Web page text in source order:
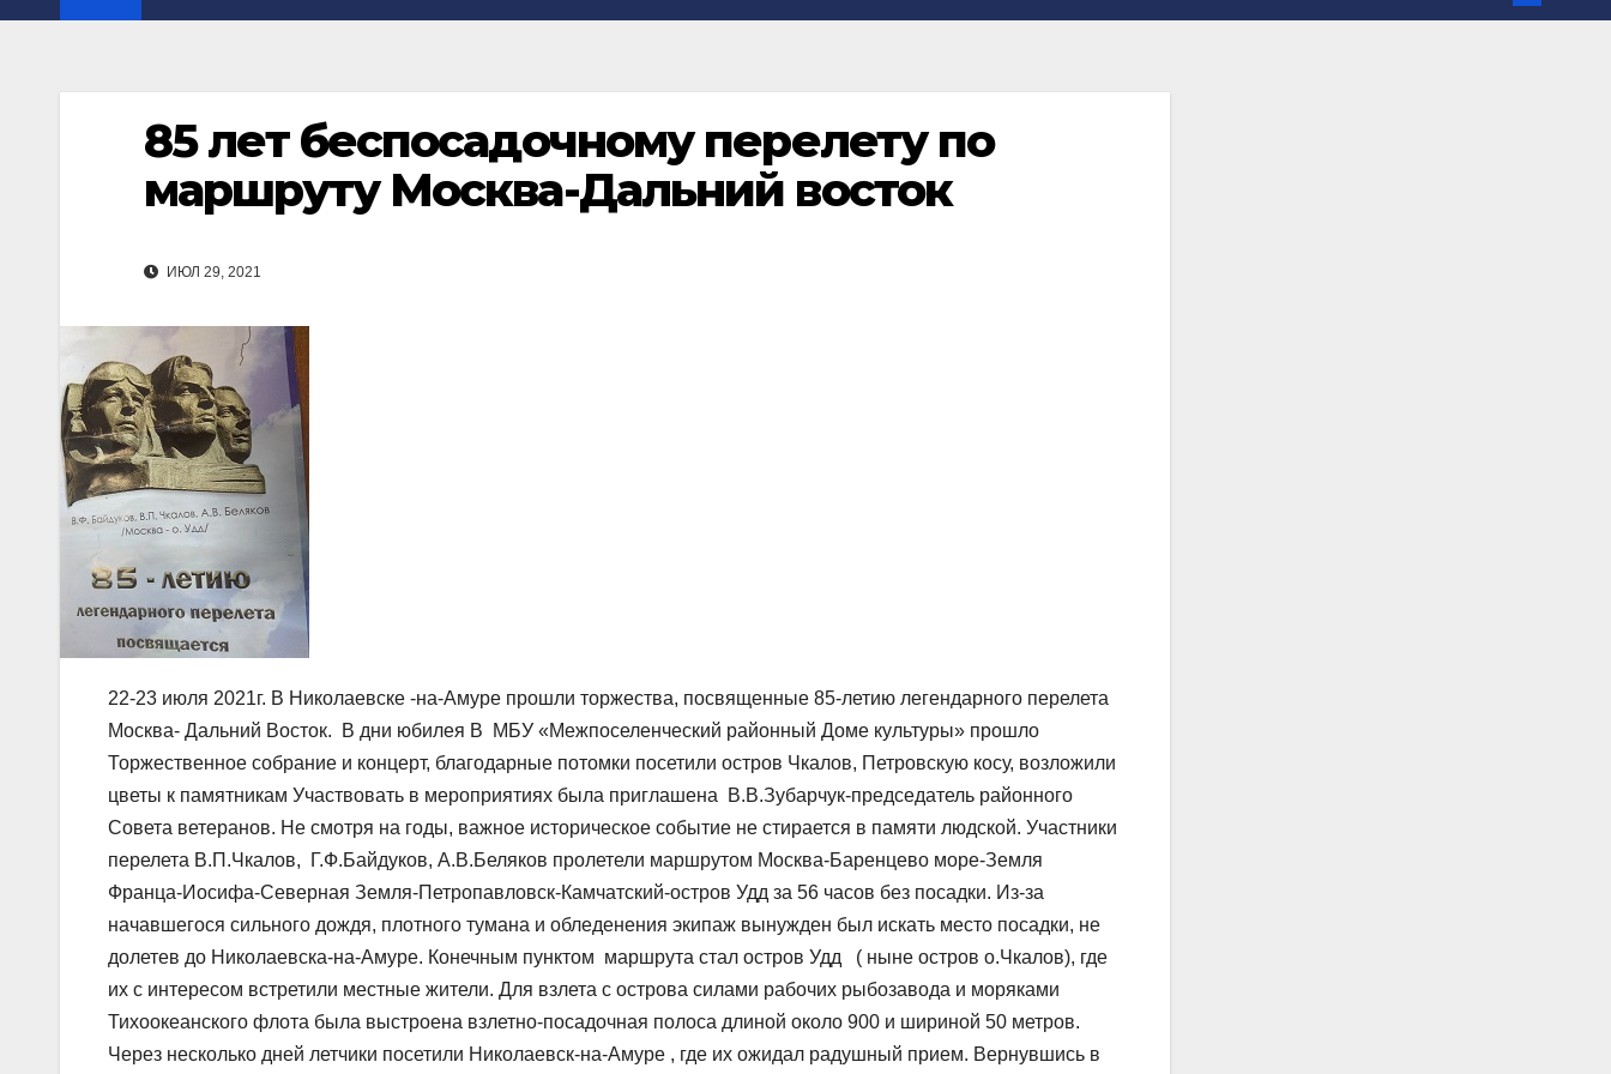
85 лет беспосадочному перелету по
маршруту Москва-Дальний восток
ИЮЛ 29, 2021
22-23 июля 2021г. В Николаевске -на-Амуре прошли торжества, посвященные 85-летию легендарного перелета
Москва- Дальний Восток. В дни юбилея В МБУ «Межпоселенческий районный Доме культуры» прошло
Торжественное собрание и концерт, благодарные потомки посетили остров Чкалов, Петровскую косу, возложили
цветы к памятникам Участвовать в мероприятиях была приглашена В.В.Зубарчук-председатель районного
Совета ветеранов. Не смотря на годы, важное историческое событие не стирается в памяти людской. Участники
перелета В.П.Чкалов, Г.Ф.Байдуков, А.В.Беляков пролетели маршрутом Москва-Баренцево море-Земля
Франца-Иосифа-Северная Земля-Петропавловск-Камчатский-остров Удд за 56 часов без посадки. Из-за
начавшегося сильного дождя, плотного тумана и обледенения экипаж вынужден был искать место посадки, не
долетев до Николаевска-на-Амуре. Конечным пунктом маршрута стал остров Удд ( ныне остров о.Чкалов), где
их с интересом встретили местные жители. Для взлета с острова силами рабочих рыбозавода и моряками
Тихоокеанского флота была выстроена взлетно-посадочная полоса длиной около 900 и шириной 50 метров.
Через несколько дней летчики посетили Николаевск-на-Амуре , где их ожидал радушный прием. Вернувшись в